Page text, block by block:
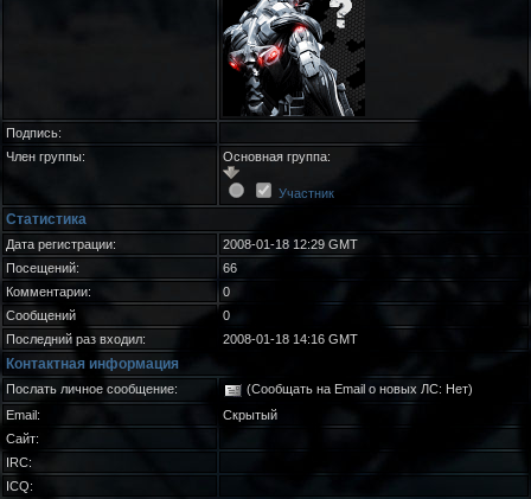
Подпись:
Член группы:
Основная группа:
Участник
Статистика
Дата регистрации:
2008-01-18 12:29 GMT
Посещений:
66
Комментарии:
0
Сообщений
0
Последний раз входил:
2008-01-18 14:16 GMT
Контактная информация
Послать личное сообщение:
(Сообщать на Email о новых ЛС: Нет)
Email:
Скрытый
Сайт:
IRC:
ICQ: